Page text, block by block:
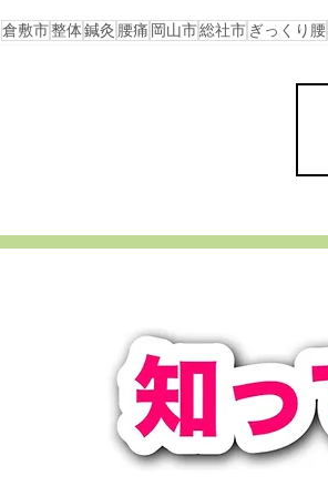
倉敷市整体鍼灸 腰痛 岡山市総社市 ぎっくり腰